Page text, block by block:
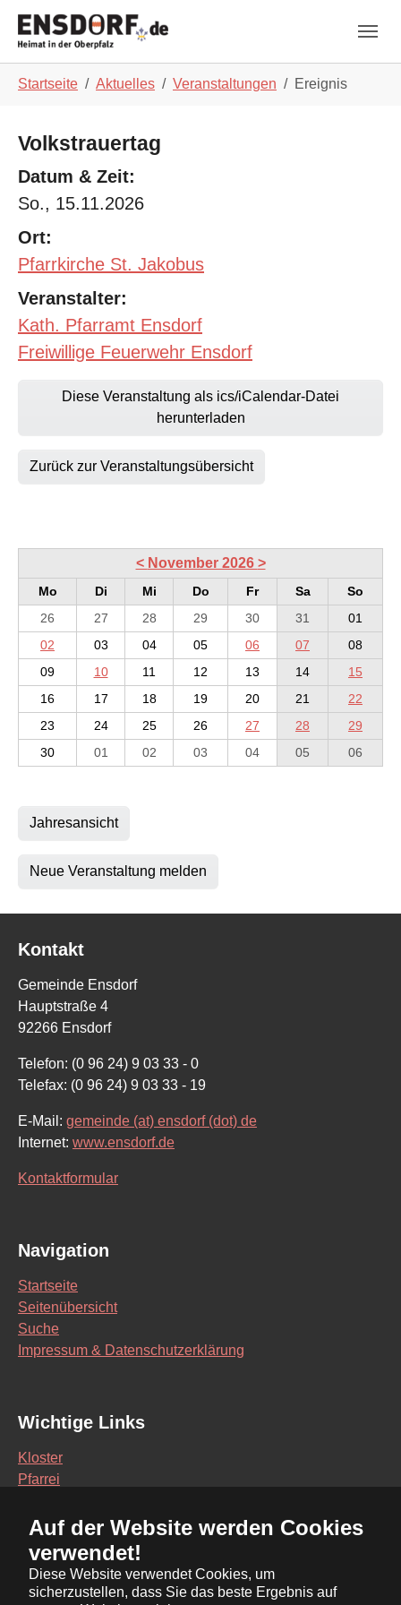
Auf der Website werden Cookies
verwendet!
Diese Website verwendet Cookies, um
sicherzustellen, dass Sie das beste Ergebnis auf
Startseite Aktuelles Veranstaltungen Ereignis
Volkstrauertag
Datum & Zeit:
So., 15.11.2026
Ort:
Pfarrkirche St. Jakobus
Veranstalter:
Kath. Pfarramt Ensdorf
Freiwillige Feuerwehr Ensdorf
Diese Veranstaltung als ics/iCalendar-Datei
herunterladen
Zurück zur Veranstaltungsübersicht
< November 2026 >
Mo Di Mi Do Fr Sa
So
26
27 28 29 30 31
01
02
03 04 05 06 07
08
09
10 11 12 13 14
15
16
17 18 19 20 21
22
23
24 25 26 27 28
29
30
01 02 03 04 05 06
Jahresansicht
Neue Veranstaltung melden
Kontakt
Gemeinde Ensdorf
Hauptstraße 4
92266 Ensdorf
Telefon: (0 96 24) 9 03 33 - 0
Telefax: (0 96 24) 9 03 33 - 19
E-Mail: gemeinde (at) ensdorf (dot) de
Internet: www.ensdorf.de
Kontaktformular
Navigation
Startseite
Seitenübersicht
Suche
Impressum & Datenschutzerklärung
Wichtige Links
Kloster
Pfarrei
Vereine
Interaktive Karte
Bürgerservice Online